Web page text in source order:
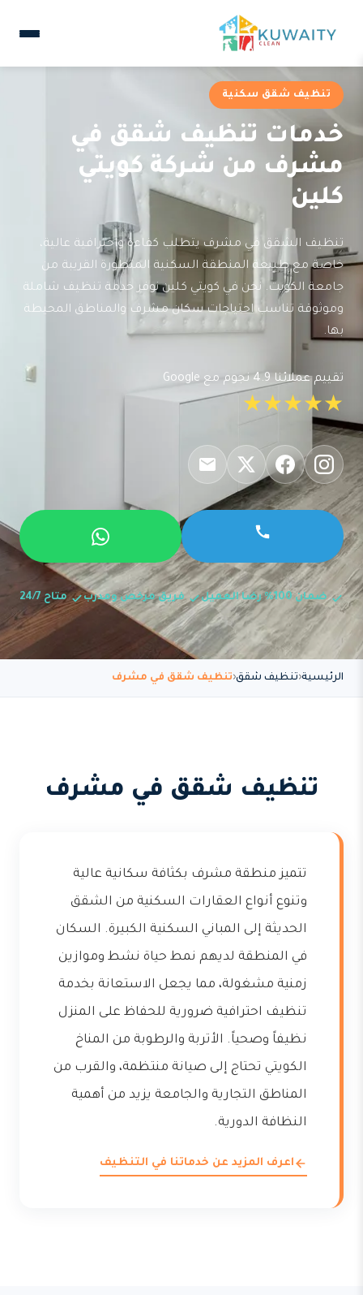
تنظيف شقق سكنية
خدمات تنظيف شقق في
مشرف من شركة كويتي
كلين
تنظيف الشقق في مشرف يتطلب كفاءة واحترافية عالية،
خاصة مع طبيعة المنطقة السكنية المتطورة القريبة من
جامعة الكويت. نحن في كويتي كلين نوفر خدمة تنظيف شاملة
وموثوقة تناسب احتياجات سكان مشرف والمناطق المحيطة
بها.
تقييم عملائنا 4.9 نجوم مع Google
★★★★★
ضمان 100% رضا العميل فريق مرخص ومدرب متاح 24/7
الرئيسية تنظيف شقق تنظيف شقق في مشرف
تنظيف شقق في مشرف
تتميز منطقة مشرف بكثافة سكانية عالية
وتنوع أنواع العقارات السكنية من الشقق
الحديثة إلى المباني السكنية الكبيرة. السكان
في المنطقة لديهم نمط حياة نشط وموازين
زمنية مشغولة، مما يجعل الاستعانة بخدمة
تنظيف احترافية ضرورية للحفاظ على المنزل
نظيفاً وصحياً. الأتربة والرطوبة من المناخ
الكويتي تحتاج إلى صيانة منتظمة، والقرب من
المناطق التجارية والجامعة يزيد من أهمية
النظافة الدورية.
اعرف المزيد عن خدماتنا في التنظيف